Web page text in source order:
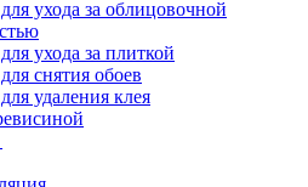
ухода за облицовочной
ухода за плиткой
снятия обоев
удаления клея